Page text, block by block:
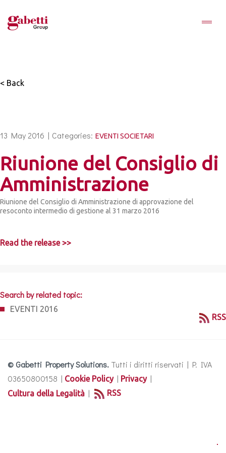
< Back
13 May 2016 | Categories: EVENTI SOCIETARI
Riunione del Consiglio di
Amministrazione
Riunione del Consiglio di Amministrazione di approvazione del
resoconto intermedio di gestione al 31 marzo 2016
Read the release >>
Search by related topic:
EVENTI 2016
RSS
© Gabetti Property Solutions. Tutti i diritti riservati | P. IVA
03650800158 | Cookie Policy| Privacy|
Cultura della Legalità | RSS